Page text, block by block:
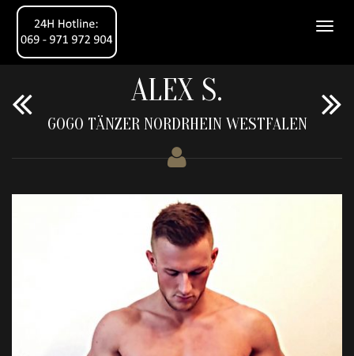
ALEX S.
GOGO TÄNZER NORDRHEIN WESTFALEN